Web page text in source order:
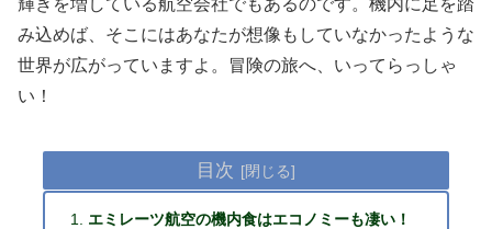
み込めば、そこにはあなたが想像もしていなかったような
世界が広がっていますよ。冒険の旅へ、いってらっしゃ
い！
目次
エミレーツ航空の機内食はエコノミーも凄い！